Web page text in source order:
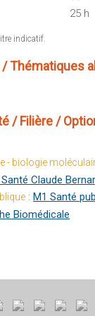
Procédés -
Composante)
et
25 h
indicatif.
Thématiques
/ Filière /
- biologie
Claude
: M1 Santé
Biomédicale